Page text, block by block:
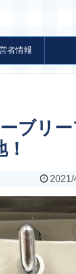
者情報
ブリ
2021/